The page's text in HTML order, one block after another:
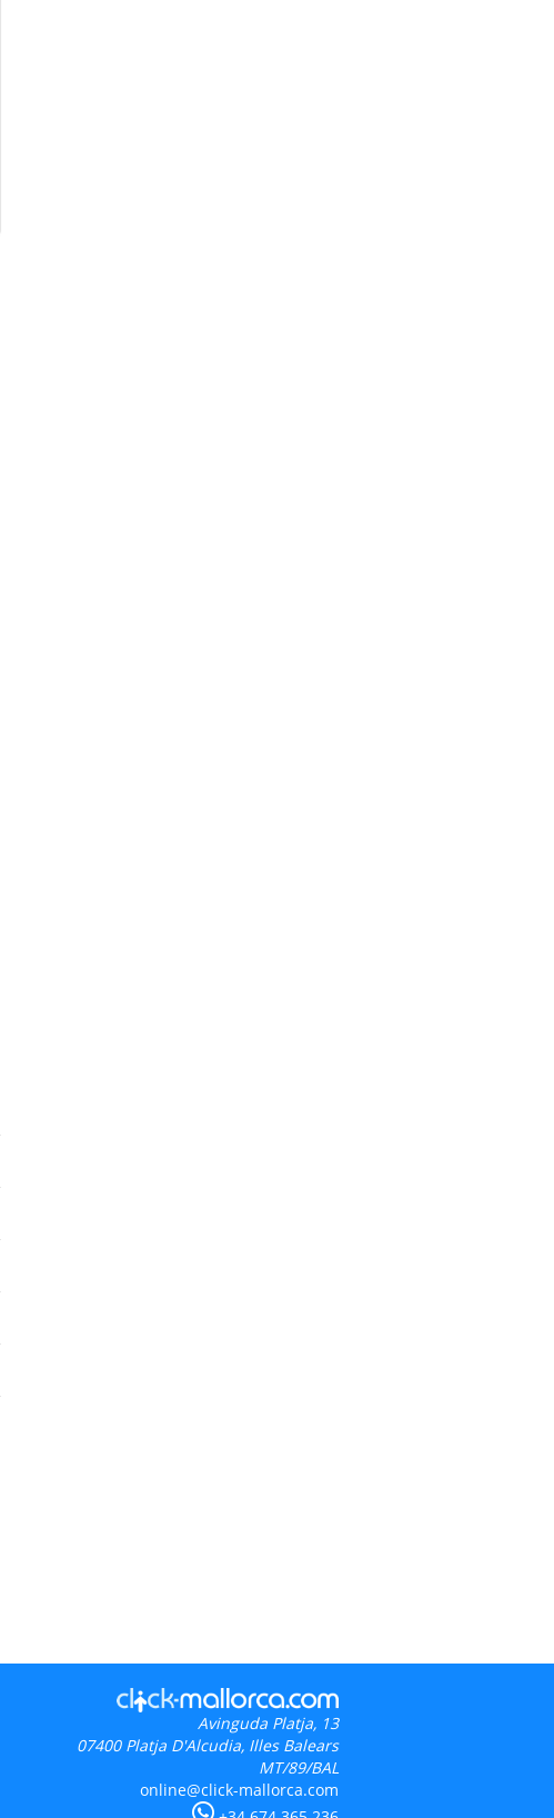
Avinguda Platja, 13
07400 Platja D'Alcudia, Illes Balears
MT/89/BAL
online@click-mallorca.com